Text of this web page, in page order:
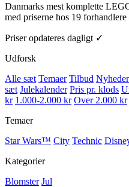
Danmarks mest komplette
med priserne hos 19
Priser opdateres dagligt ✓
Udforsk
Alle sæt Temaer Tilbud Nyheder
sæt Julekalender Pris pr. klods
kr 1.000-2.000 kr Over 2.000 kr
Temaer
Star Wars™ City Technic
Kategorier
Blomster Jul